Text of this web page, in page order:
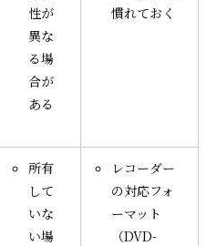
性が
異な
る場
合が
ある
慣れておく
所有
して
いな
い場
レコーダー
の対応フォ
ーマット
（DVD-